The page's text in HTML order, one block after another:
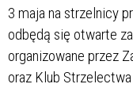
3 maja na strzelnicy
odbędą się otwarte
organizowane przez
oraz Klub